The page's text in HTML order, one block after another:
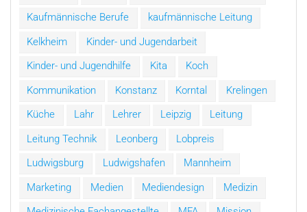
Kaufmännische Berufe
kaufmännische Leitung
Kelkheim
Kinder- und Jugendarbeit
Kinder- und Jugendhilfe
Kita
Koch
Kommunikation
Konstanz Korntal
Krelingen
Küche
Lahr Lehrer Leipzig
Leitung
Leitung Technik
Leonberg
Lobpreis
Ludwigsburg
Ludwigshafen
Mannheim
Marketing
Medien Mediendesign
Medizin